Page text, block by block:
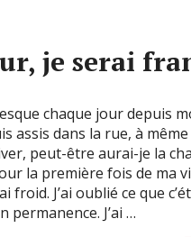
je serai
chaque jour depuis
assis dans la rue, à même
peut-être aurai-je la
la première fois de ma
froid. J’ai oublié ce que
permanence. J’ai …